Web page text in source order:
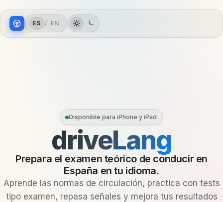
ES / EN
Disponible para iPhone y iPad
driveLang
Prepara el examen teórico de conducir en
España en tu idioma.
Aprende las normas de circulación, practica con tests
tipo examen, repasa señales y mejora tus resultados